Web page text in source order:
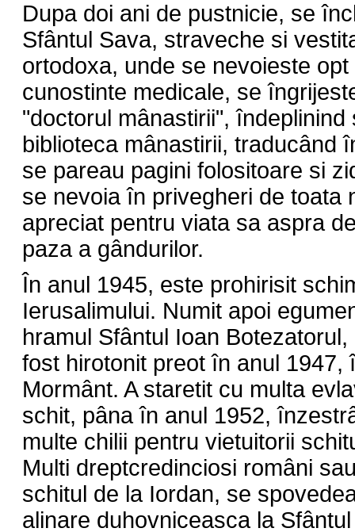
Dupa doi ani de pustnicie, se
Sfântul Sava, straveche si
ortodoxa, unde se nevoieste
cunostinte medicale, se
"doctorul mânastirii",
biblioteca mânastirii, traducând
se pareau pagini folositoare si
se nevoia în privegheri de toata
apreciat pentru viata sa aspra
paza a gândurilor.
În anul 1945, este prohirisit
Ierusalimului. Numit apoi
hramul Sfântul Ioan
fost hirotonit preot în anul 1947,
Mormânt. A staretit cu multa
schit, pâna în anul 1952,
multe chilii pentru vietuitorii
Multi dreptcredinciosi români
schitul de la Iordan, se
alinare duhovniceasca la